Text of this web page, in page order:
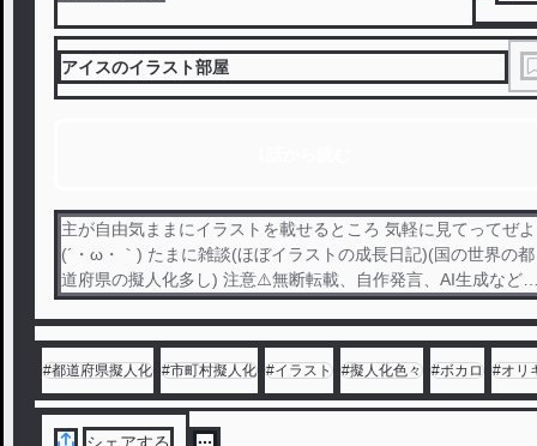
アイスのイラスト部屋
主が自由気ままにイラストを載せるところ 気軽に見てってぜよ
(´・ω・｀) たまに雑談(ほぼイラストの成長日記)(国の世界の都
道府県の擬人化多し) 注意⚠️無断転載、自作発言、AI生成など
行為は やめて下さい。リクエストは現在受け付けていません。
#都道府県擬人化 #市町村擬人化 #イラスト #擬人化色々 #ボカロ #オリ
シェアする